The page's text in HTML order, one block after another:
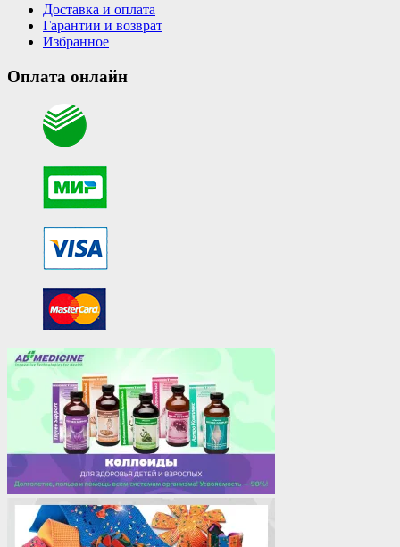
Доставка и оплата
Гарантии и возврат
Избранное
Оплата онлайн